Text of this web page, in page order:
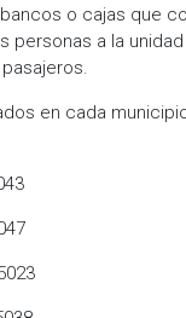
o cajas que
personas a la
en cada